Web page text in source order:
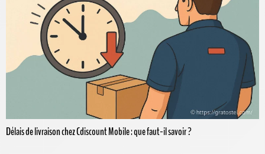
Délais de livraison chez Cdiscount Mobile : que faut-il savoir ?